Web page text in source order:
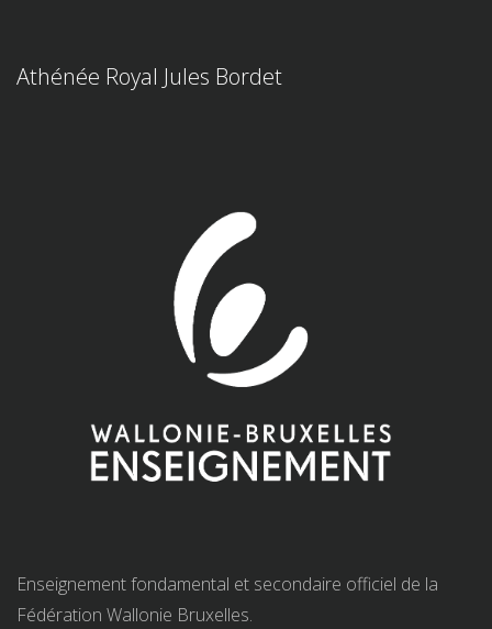
Athénée Royal Jules Bordet
Enseignement fondamental et secondaire officiel de la
Fédération Wallonie Bruxelles.